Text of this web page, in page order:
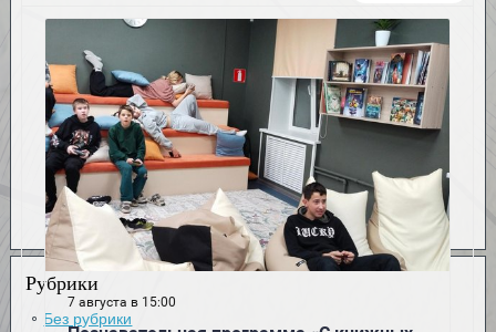
Рубрики
Без рубрики